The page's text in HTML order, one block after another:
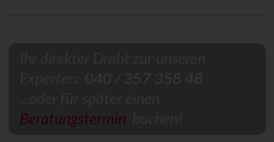
Beratungstermin